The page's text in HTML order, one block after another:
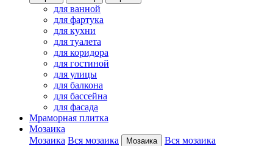
для ванной
для фартука
для кухни
для туалета
для коридора
для гостиной
для улицы
для балкона
для бассейна
для фасада
Мраморная плитка
Мозаика
Мозаика Вся мозаика Мозаика Вся мозаика